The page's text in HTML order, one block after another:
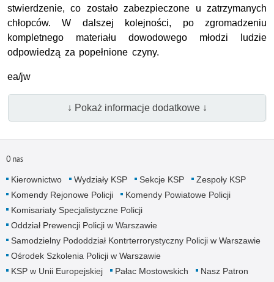
stwierdzenie, co zostało zabezpieczone u zatrzymanych
chłopców. W dalszej kolejności, po zgromadzeniu
kompletnego materiału dowodowego młodzi ludzie
odpowiedzą za popełnione czyny.
ea/jw
↓ Pokaż informacje dodatkowe ↓
O nas
Kierownictwo Wydziały KSP Sekcje KSP
Zespoły KSP
Komendy Rejonowe Policji
Komendy Powiatowe Policji
Komisariaty Specjalistyczne Policji
Oddział Prewencji Policji w Warszawie
Samodzielny Pododdział Kontrterrorystyczny Policji w Warszawie
Ośrodek Szkolenia Policji w Warszawie
KSP w Unii Europejskiej
Pałac Mostowskich Nasz Patron